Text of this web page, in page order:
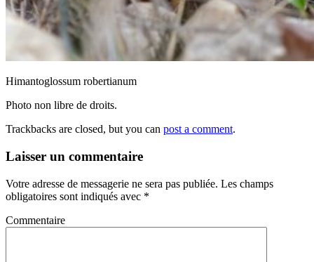
Himantoglossum robertianum
Photo non libre de droits.
Trackbacks are closed, but you can post a comment.
Laisser un commentaire
Votre adresse de messagerie ne sera pas publiée. Les champs
obligatoires sont indiqués avec *
Commentaire